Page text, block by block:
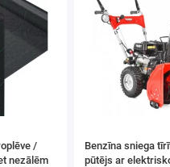
(PPM un %LEL)
maiņstrāvas elektrotīkla
avots
— nav
KORPUSS
— vienkārša
/
nezālēm
Benzīna sniega
pūtējs ar